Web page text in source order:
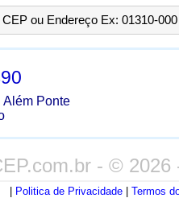
ou Endereço Ex: 01310-
Além Ponte
- © 2026
Politica de Privacidade Termos